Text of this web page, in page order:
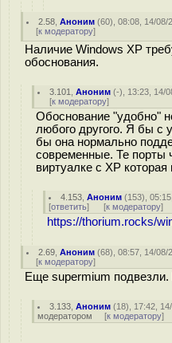
2.58 ,Аноним (60), 08:08, 14/08/
[к модератору]
Наличие Windows XP
обоснования.
3.101 ,Аноним (-), 13:23, 14/
[к модератору]
Обоснование "удобно"
любого другого. Я бы с
бы она нормально
современные. Те порты
виртуалке с XP
4.153 ,Аноним (153),
[ответить] [к модератору]
https://thorium.rocks/
2.69 ,Аноним (68), 08:57, 14/08/
[к модератору]
Еще supermium
3.133 ,Аноним (18), 17:42,
модератором [к модератору]